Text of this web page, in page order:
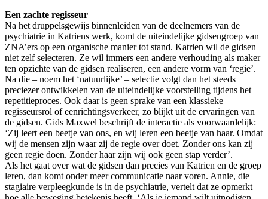
Een zachte regisseur
Na het druppelsgewijs binnenleiden van de deelnemers van de
psychiatrie in Katriens werk, komt de uiteindelijke gidsengroep van
ZNA’ers op een organische manier tot stand. Katrien wil de gidsen
niet zelf selecteren. Ze wil immers een andere verhouding als maker
ten opzichte van de gidsen realiseren, een andere vorm van ‘regie’.
Na die – noem het ‘natuurlijke’ – selectie volgt dan het steeds
preciezer ontwikkelen van de uiteindelijke voorstelling tijdens het
repetitieproces. Ook daar is geen sprake van een klassieke
regisseursrol of eenrichtingsverkeer, zo blijkt uit de ervaringen van
de gidsen. Gids Maxwel beschrijft de interactie als voorwaardelijk:
‘Zij leert een beetje van ons, en wij leren een beetje van haar. Omdat
wij de mensen zijn waar zij de regie over doet. Zonder ons kan zij
geen regie doen. Zonder haar zijn wij ook geen stap verder’.
Als het gaat over wat de gidsen dan precies van Katrien en de groep
leren, dan komt onder meer communicatie naar voren. Annie, die
stagiaire verpleegkunde is in de psychiatrie, vertelt dat ze opmerkt